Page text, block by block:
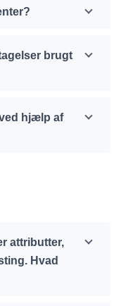
brugt
hjælp af
attributter,
Hvad